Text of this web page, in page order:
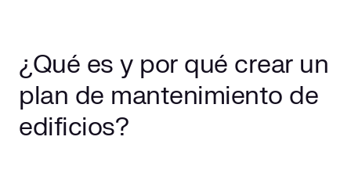
¿Qué es y por qué crear un
plan de mantenimiento de
edificios?